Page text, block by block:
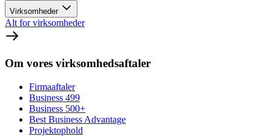
Virksomheder
Alt for virksomheder
Om vores virksomhedsaftaler
Firmaaftaler
Business 499
Business 500+
Best Business Advantage
Projektophold